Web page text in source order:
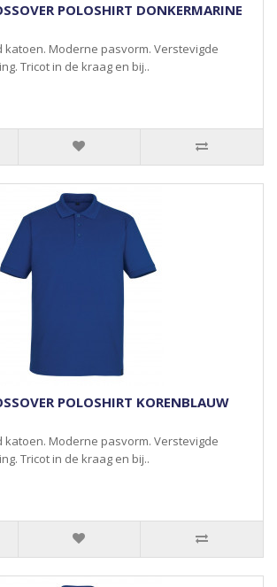
POLOSHIRT DONKERMARINE
katoen. Moderne pasvorm. Verstevigde
Tricot in de kraag en bij..
POLOSHIRT KORENBLAUW
katoen. Moderne pasvorm. Verstevigde
Tricot in de kraag en bij..